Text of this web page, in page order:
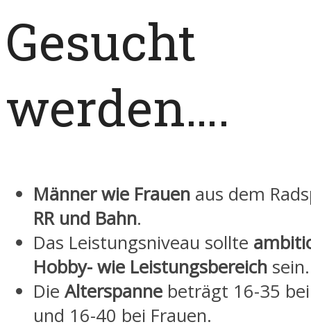
Gesucht
werden….
Männer wie Frauen aus dem
RR und Bahn.
Das Leistungsniveau sollte
Hobby- wie Leistungsbereich sein.
Die Alterspanne beträgt 16-35
und 16-40 bei Frauen.